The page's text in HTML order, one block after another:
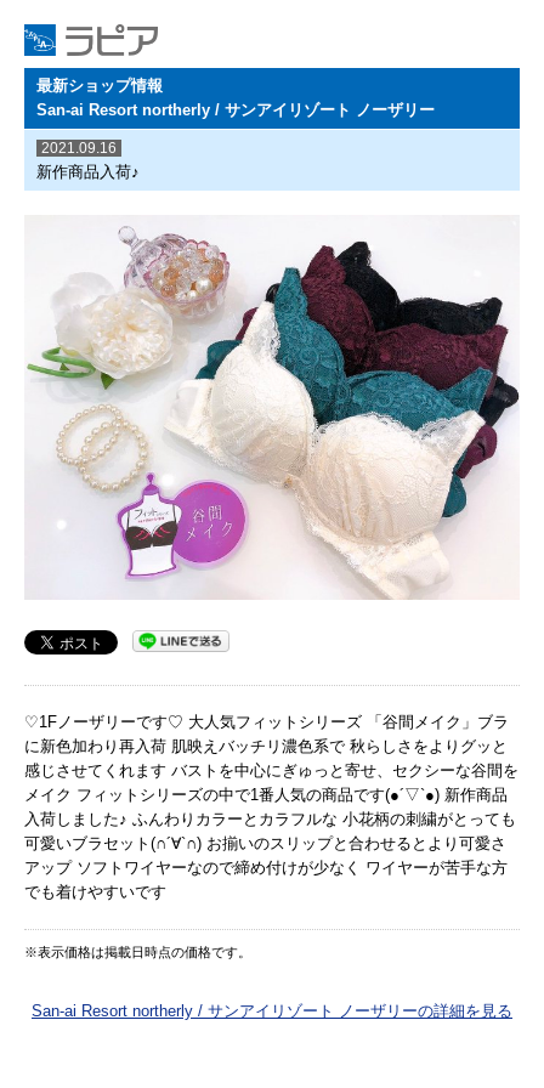
最新ショップ情報
San-ai Resort northerly / サンアイリゾート ノーザリー
2021.09.16
新作商品入荷♪
♡1Fノーザリーです♡ 大人気フィットシリーズ 「谷間メイク」ブラ
に新色加わり再入荷 肌映えバッチリ濃色系で 秋らしさをよりグッと
感じさせてくれます バストを中心にぎゅっと寄せ、セクシーな谷間を
メイク フィットシリーズの中で1番人気の商品です(●︎´▽︎`●︎) 新作商品
入荷しました♪ ふんわりカラーとカラフルな 小花柄の刺繍がとっても
可愛いブラセット(∩´∀`∩) お揃いのスリップと合わせるとより可愛さ
アップ ソフトワイヤーなので締め付けが少なく ワイヤーが苦手な方
でも着けやすいです
※表示価格は掲載日時点の価格です。
San-ai Resort northerly / サンアイリゾート ノーザリーの詳細を見る